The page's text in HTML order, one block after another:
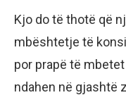
Kjo do të thotë që
mbështetje të
por prapë të
ndahen në gjashtë